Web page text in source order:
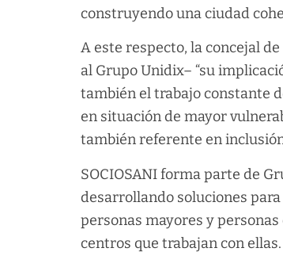
construyendo una ciudad
A este respecto, la concejal
al Grupo Unidix– “su
también el trabajo constante
en situación de mayor
también referente en
SOCIOSANI forma parte de
desarrollando soluciones
personas mayores y
centros que trabajan con ellas.